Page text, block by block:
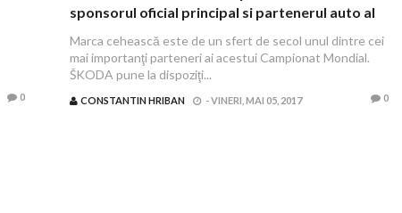
0
sponsorul oficial principal si partenerul auto al
Marca cehească este de un sfert de secol unul dintre cei
mai importanţi parteneri ai acestui Campionat Mondial.
ŠKODA pune la dispoziţi...
CONSTANTIN HRIBAN -VINERI, MAI 05, 2017 0